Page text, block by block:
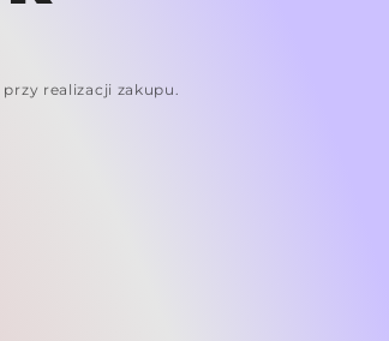
realizacji zakupu.